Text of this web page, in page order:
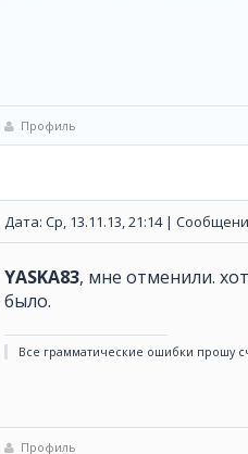
Профиль
Дата: Ср, 13.11.13, 21:14 |
YASKA83, мне отменили.
было.
Все грамматические ошибки прошу
Профиль